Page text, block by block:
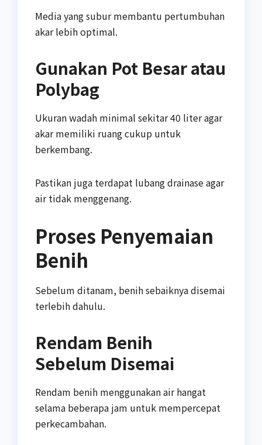
Media yang subur membantu pertumbuhan
akar lebih optimal.
Gunakan Pot Besar atau
Polybag
Ukuran wadah minimal sekitar 40 liter agar
akar memiliki ruang cukup untuk
berkembang.
Pastikan juga terdapat lubang drainase agar
air tidak menggenang.
Proses Penyemaian
Benih
Sebelum ditanam, benih sebaiknya disemai
terlebih dahulu.
Rendam Benih
Sebelum Disemai
Rendam benih menggunakan air hangat
selama beberapa jam untuk mempercepat
perkecambahan.